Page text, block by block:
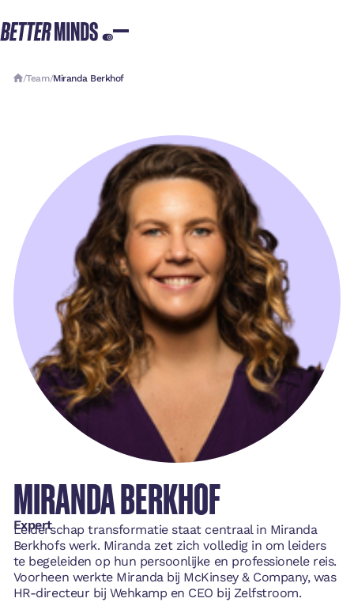
/Team/Miranda Berkhof
MIRANDA BERKHOF
Expert
Leiderschap transformatie staat centraal in Miranda
Berkhofs werk. Miranda zet zich volledig in om leiders
te begeleiden op hun persoonlijke en professionele reis.
Voorheen werkte Miranda bij McKinsey & Company, was
HR-directeur bij Wehkamp en CEO bij Zelfstroom.